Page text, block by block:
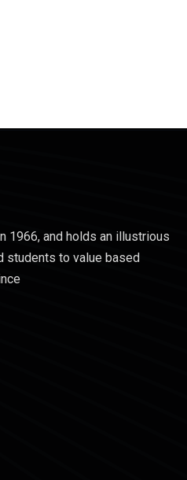
1966, and holds an illustrious
students to value based